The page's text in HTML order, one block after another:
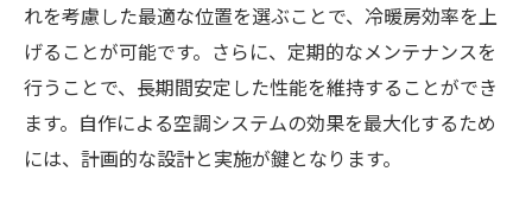
れを考慮した最適な位置を選ぶことで、冷暖房効率を上
げることが可能です。さらに、定期的なメンテナンスを
行うことで、長期間安定した性能を維持することができ
ます。自作による空調システムの効果を最大化するため
には、計画的な設計と実施が鍵となります。